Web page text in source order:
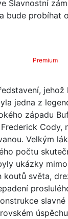
Slavnostní
bude probíhat
Premium
jehož
jedna z
západu
Cody,
Velkým
počtu
ukázky
koutů světa,